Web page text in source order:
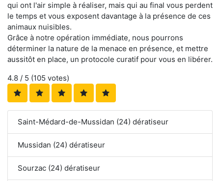
qui ont l'air simple à réaliser, mais qui au final vous perdent
le temps et vous exposent davantage à la présence de ces
animaux nuisibles.
Grâce à notre opération immédiate, nous pourrons
déterminer la nature de la menace en présence, et mettre
aussitôt en place, un protocole curatif pour vous en libérer.
4.8 / 5 (105 votes)
Saint-Médard-de-Mussidan (24) dératiseur
Mussidan (24) dératiseur
Sourzac (24) dératiseur